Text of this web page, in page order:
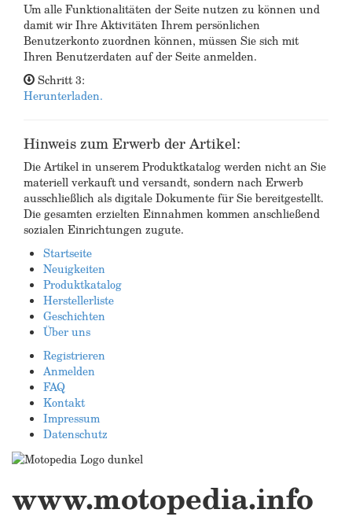
Um alle Funktionalitäten der Seite nutzen zu können und
damit wir Ihre Aktivitäten Ihrem persönlichen
Benutzerkonto zuordnen können, müssen Sie sich mit
Ihren Benutzerdaten auf der Seite anmelden.
Schritt 3:
Herunterladen.
Hinweis zum Erwerb der Artikel:
Die Artikel in unserem Produktkatalog werden nicht an Sie
materiell verkauft und versandt, sondern nach Erwerb
ausschließlich als digitale Dokumente für Sie bereitgestellt.
Die gesamten erzielten Einnahmen kommen anschließend
sozialen Einrichtungen zugute.
Startseite
Neuigkeiten
Produktkatalog
Herstellerliste
Geschichten
Über uns
Registrieren
Anmelden
FAQ
Kontakt
Impressum
Datenschutz
www.motopedia.info